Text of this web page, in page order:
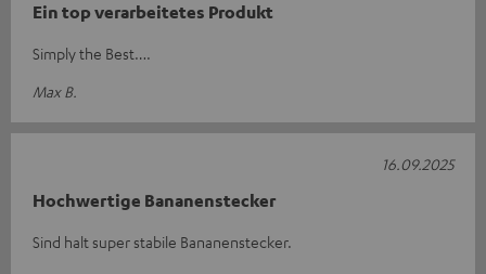
Ein top verarbeitetes Produkt
Simply the Best….
Max B.
Hochwertige Bananenstecker
Sind halt super stabile Bananenstecker.
16.09.2025